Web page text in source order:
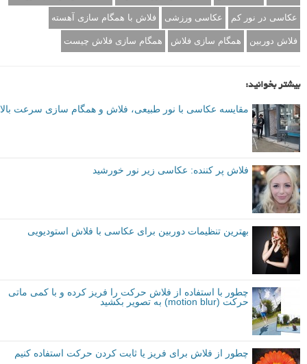
عکاسی در نور کم عکاسی ورزشی فلاش با همگام سازی آهسته
فلاش دوربین همگام سازی فلاش همگام سازی فلاش چیست
بیشتر بخوانید:
مقایسه عکاسی با نور طبیعی، فلاش و همگام سازی سرعت بالا
فلاش پر کننده: عکاسی زیر نور خورشید
بهترین تنظیمات دوربین برای عکاسی با فلاش استودیویی
چطور با استفاده از فلاش حرکت را فریز کرده و با کمی ماتی
حرکت (motion blur) به تصویر بکشید
چطور از فلاش برای فریز یا ثابت کردن حرکت استفاده کنیم